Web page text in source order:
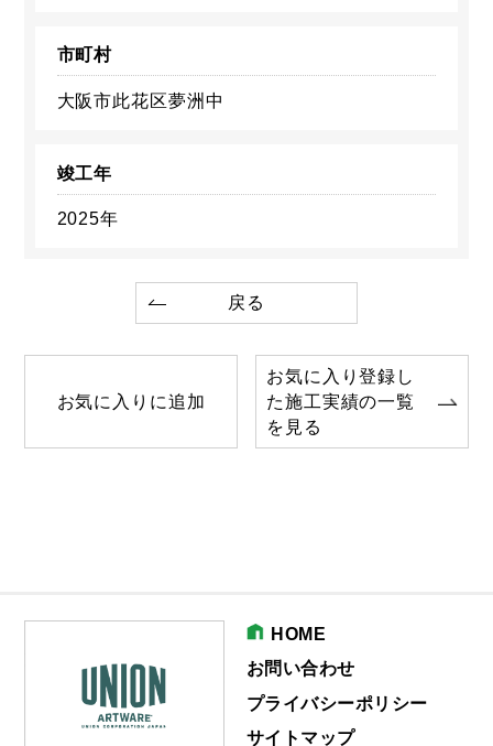
市町村
大阪市此花区夢洲中
竣工年
2025年
戻る
お気に入りに追加
お気に入り登録し
た施工実績の一覧
を見る
HOME
お問い合わせ
プライバシーポリシー
サイトマップ